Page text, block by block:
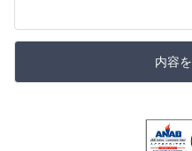
内容